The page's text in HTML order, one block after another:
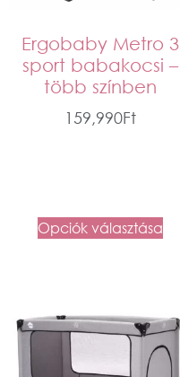
Ergobaby Metro 3
sport babakocsi –
több színben
159,990Ft
Opciók választása